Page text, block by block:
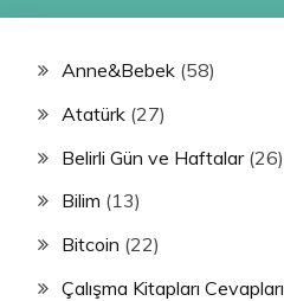
Anne&Bebek (58)
Atatürk (27)
Belirli Gün ve Haftalar(26)
Bilim (13)
Bitcoin (22)
Çalışma Kitapları Cevapları